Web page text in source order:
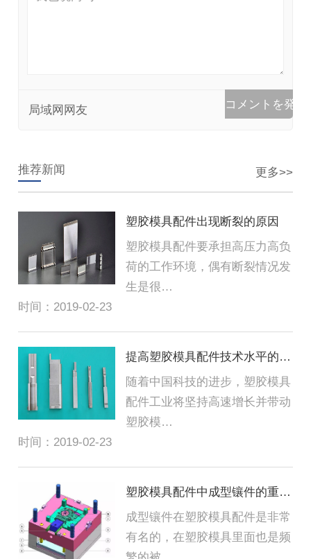
局域网网友
更多>>
推荐新闻
塑胶模具配件出现断裂的原因
塑胶模具配件要承担高压力高负
荷的工作环境，偶有断裂情况发
生是很…
时间：2019-02-23
提高塑胶模具配件技术水平的方法
随着中国科技的进步，塑胶模具
配件工业将坚持高速增长并带动
塑胶模…
时间：2019-02-23
塑胶模具配件中成型镶件的重要性
成型镶件在塑胶模具配件是非常
有名的，在塑胶模具里面也是频